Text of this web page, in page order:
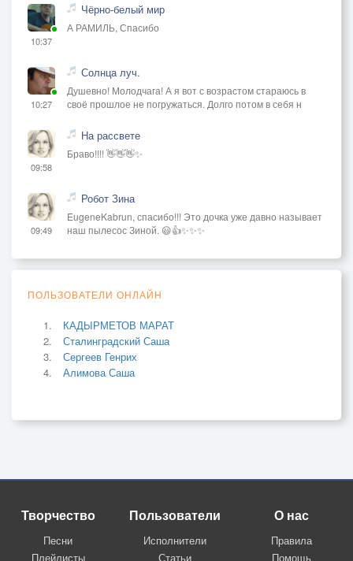
10:37
Чёрно-белый мир
А РАМИЛЬ, Спасибо
10:27
Солнца луч.
Душевно! Молодчага! А я вот с возрастом стараюсь в
своё прошлое не погружаться. Долго потом в себя н
09:58
На рассвете
Браво!!!! 👋👋👋✨
09:49
Робот Зина
EugeneKabrun, спасибо!!! Это дочка уже давно называет
наш пылесос Зиной. 😃👍✨✨✨
ПОЛЬЗОВАТЕЛИ ОНЛАЙН
КАДЫРМЕТОВ МАРАТ
Сталинградский Саша
Сергеев Генрих
Алимова Саша
Творчество
Песни
Плейлисты
Пользователи
Исполнители
Статьи
О нас
Правила
Помощь